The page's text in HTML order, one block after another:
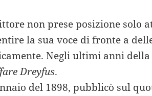
non prese posizione solo
la sua voce di fronte a
Negli ultimi anni
Dreyfus.
del 1898, pubblicò sul